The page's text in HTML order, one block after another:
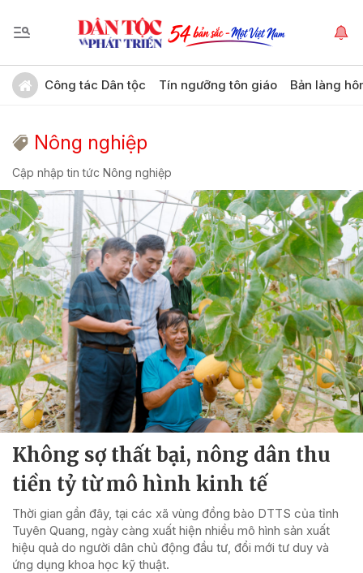
Công tác Dân tộc Tín ngưỡng tôn giáo Bản làng
Nông nghiệp
Cập nhập tin tức Nông nghiệp
Không sợ thất bại, nông dân thu
tiền tỷ từ mô hình kinh tế
Thời gian gần đây, tại các xã vùng đồng bào DTTS của tỉnh
Tuyên Quang, ngày càng xuất hiện nhiều mô hình sản xuất
hiệu quả do người dân chủ động đầu tư, đổi mới tư duy và
ứng dụng khoa học kỹ thuật.